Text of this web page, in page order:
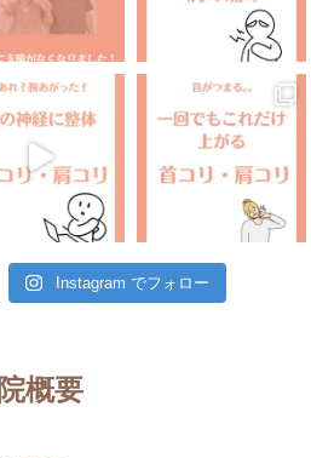
Instagram でフォロー
院概要